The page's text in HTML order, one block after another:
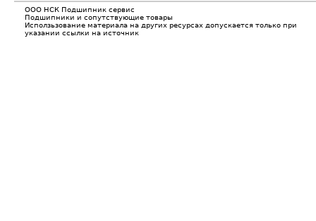
ООО НСК Подшипник сервис
Подшипники и сопутствующие товары
Исползьзование материала на других ресурсах допускается только при
указании ссылки на источник